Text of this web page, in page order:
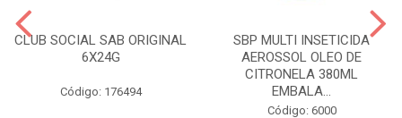
CLUB SOCIAL SAB ORIGINAL
6X24G
Código: 176494
SBP MULTI INSETICIDA
AEROSSOL OLEO DE
CITRONELA 380ML
EMBALA...
Código: 6000